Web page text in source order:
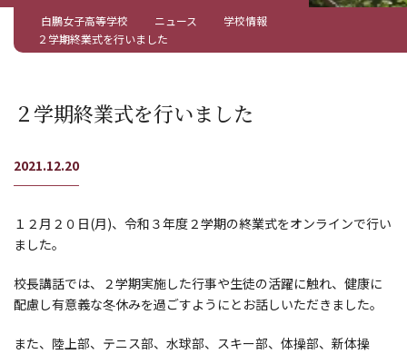
白鵬女子高等学校 ニュース
学校情報
２学期終業式を行いました
２学期終業式を行いました
2021.12.20
１２月２０日(月)、令和３年度２学期の終業式をオンラインで行い
ました。
校長講話では、２学期実施した行事や生徒の活躍に触れ、健康に
配慮し有意義な冬休みを過ごすようにとお話しいただきました。
また、陸上部、テニス部、水球部、スキー部、体操部、新体操